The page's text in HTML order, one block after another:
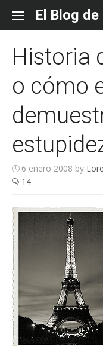
content
El Blog
Historia
o cómo
6 enero 2008 by
14